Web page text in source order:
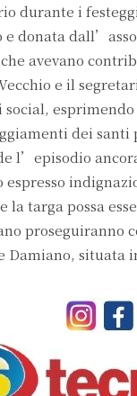
durante i
e donata
avevano
e il
dei santi
l’episodio
la targa possa
proseguiranno
Damiano, situata